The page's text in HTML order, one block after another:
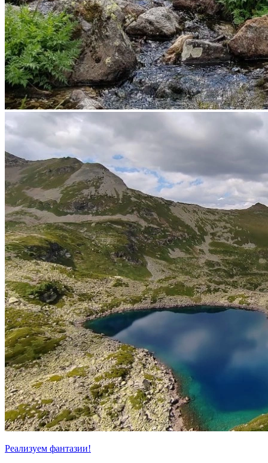
Реализуем фантазии!